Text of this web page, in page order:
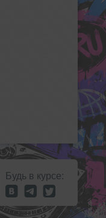
Будь в курсе: